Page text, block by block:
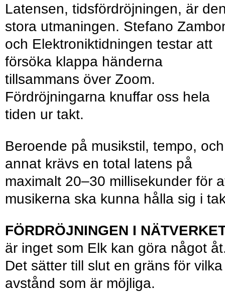
Latensen, tidsfördröjningen, är
stora utmaningen. Stefano
och Elektroniktidningen testar att
försöka klappa händerna
tillsammans över Zoom.
Fördröjningarna knuffar oss hela
tiden ur takt.
Beroende på musikstil, tempo, och
annat krävs en total latens på
maximalt 20–30 millisekunder för
musikerna ska kunna hålla sig i
FÖRDRÖJNINGEN I
är inget som Elk kan göra något
Det sätter till slut en gräns för vilka
avstånd som är möjliga.